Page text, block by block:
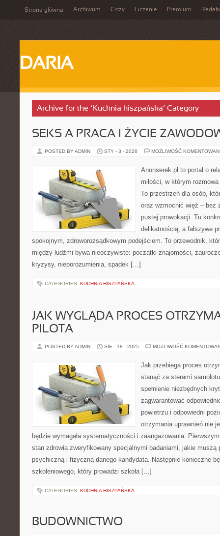
Strona główna Archiwum Ciszy Liczenie Premium
DARIA
Archive for the ‘Kuchnia hiszpańska’ Category
SEKS A PRACA I ŻYCIE
POSTED BY ADMIN STY - 3 - 2026 MOŻLIWOŚĆ
Anonserek.pl to portal o
miłości, w którym
To przestrzeń dla osób,
oraz wzmocnić więź – bez
pustej prowokacji. Tu
delikatnością, a fałszywe
spokojnym, zdroworozsądkowym podejściem. To przewodnik,
między ludźmi bywa nieoczywiste: początki znajomości,
kryzysy, nieporozumienia, spadek […]
CATEGORIES: KUCHNIA HISZPAŃSKA
JAK WYGLĄDA PROCES
PILOTA
POSTED BY ADMIN SIE - 18 - 2025 MOŻLIWOŚĆ
Jak przebiega proces
stanąć za sterami
spełnienie niezbędnych
zagwarantować
powietrzu i odpowiedni
otrzymania uprawnień nie
będzie wymagała systematyczności i zaangażowania.
stan zdrowia zweryfikowany specjalnymi badaniami, jakie muszą
psychiczną i fizyczną danego kandydata. Następnie konieczne
szkoleniowego, który prowadzi szkoła […]
CATEGORIES: KUCHNIA HISZPAŃSKA
BUDOWNICTWO